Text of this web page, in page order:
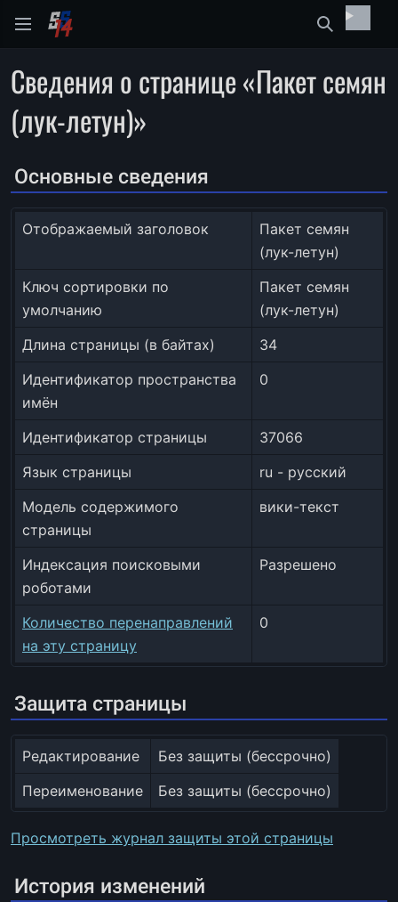
Найти
Сведения о странице «Пакет семян
(лук-летун)»
Основные сведения
Отображаемый заголовок
Пакет семян
(лук-летун)
Ключ сортировки по
умолчанию
Пакет семян
(лук-летун)
Длина страницы (в байтах)
34
Идентификатор пространства
имён
0
Идентификатор страницы
37066
Язык страницы
ru - русский
Модель содержимого
страницы
вики-текст
Индексация поисковыми
роботами
Разрешено
Количество перенаправлений
на эту страницу
0
Защита страницы
Редактирование
Без защиты (бессрочно)
Переименование
Без защиты (бессрочно)
Просмотреть журнал защиты этой страницы
История изменений